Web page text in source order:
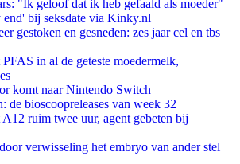
"Ik geloof dat ik heb gefaald als moeder"
end' bij seksdate via Kinky.nl
gestoken en gesneden: zes jaar cel en tbs
in al de geteste moedermelk,
komt naar Nintendo Switch
de bioscoopreleases van week 32
ruim twee uur, agent gebeten bij
verwisseling het embryo van ander stel